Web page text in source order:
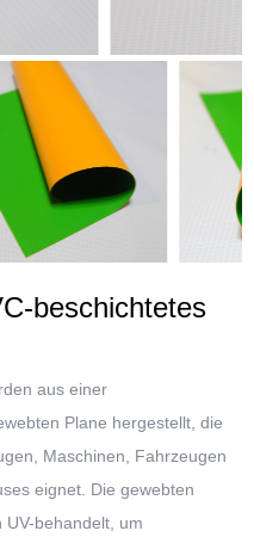
beschichtetes
aus einer
Plane hergestellt, die
Maschinen, Fahrzeugen
eignet. Die gewebten
UV-behandelt, um